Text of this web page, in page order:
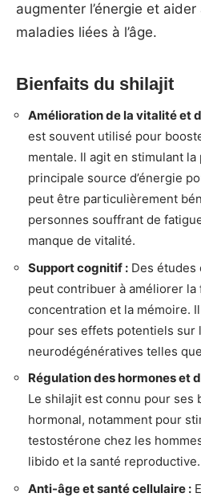
augmenter l’énergie et
maladies liées à l’âge.
Bienfaits du shilajit
Amélioration de la vitalité et
est souvent utilisé pour
mentale. Il agit en stimulant la
principale source d’énergie
peut être particulièrement
personnes souffrant de
manque de vitalité.
Support cognitif : Des
peut contribuer à améliorer
concentration et la mémoire.
pour ses effets potentiels sur
neurodégénératives telles
Régulation des hormones et
Le shilajit est connu pour ses
hormonal, notamment pour
testostérone chez les
libido et la santé reproductive.
Anti-âge et santé cellulaire :